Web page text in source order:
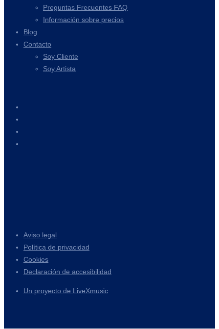
Preguntas Frecuentes FAQ
Información sobre precios
Blog
Contacto
Soy Cliente
Soy Artista
Aviso legal
Política de privacidad
Cookies
Declaración de accesibilidad
Un proyecto de LiveXmusic